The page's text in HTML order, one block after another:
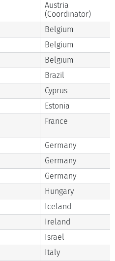
Austria
(Coordinator)
Belgium
Belgium
Belgium
Brazil
Cyprus
Estonia
France
Germany
Germany
Germany
Hungary
Iceland
Ireland
Israel
Italy